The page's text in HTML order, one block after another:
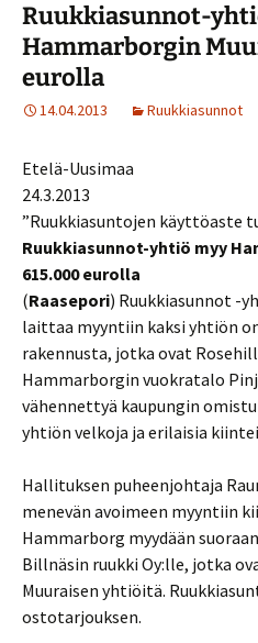
Ruukkiasunnot-
Hammarborgin
eurolla
14.04.2013 Ruukkiasunnot
Etelä-Uusimaa
24.3.2013
”Ruukkiasuntojen käyttöaste
Ruukkiasunnot-yhtiö myy
615.000 eurolla
(Raasepori) Ruukkiasunnot -
laittaa myyntiin kaksi yhtiön
rakennusta, jotka ovat Rosehill
Hammarborgin vuokratalo
vähennettyä kaupungin
yhtiön velkoja ja erilaisia
Hallituksen puheenjohtaja
menevän avoimeen myyntiin
Hammarborg myydään
Billnäsin ruukki Oy:lle, jotka
Muuraisen yhtiöitä.
ostotarjouksen.